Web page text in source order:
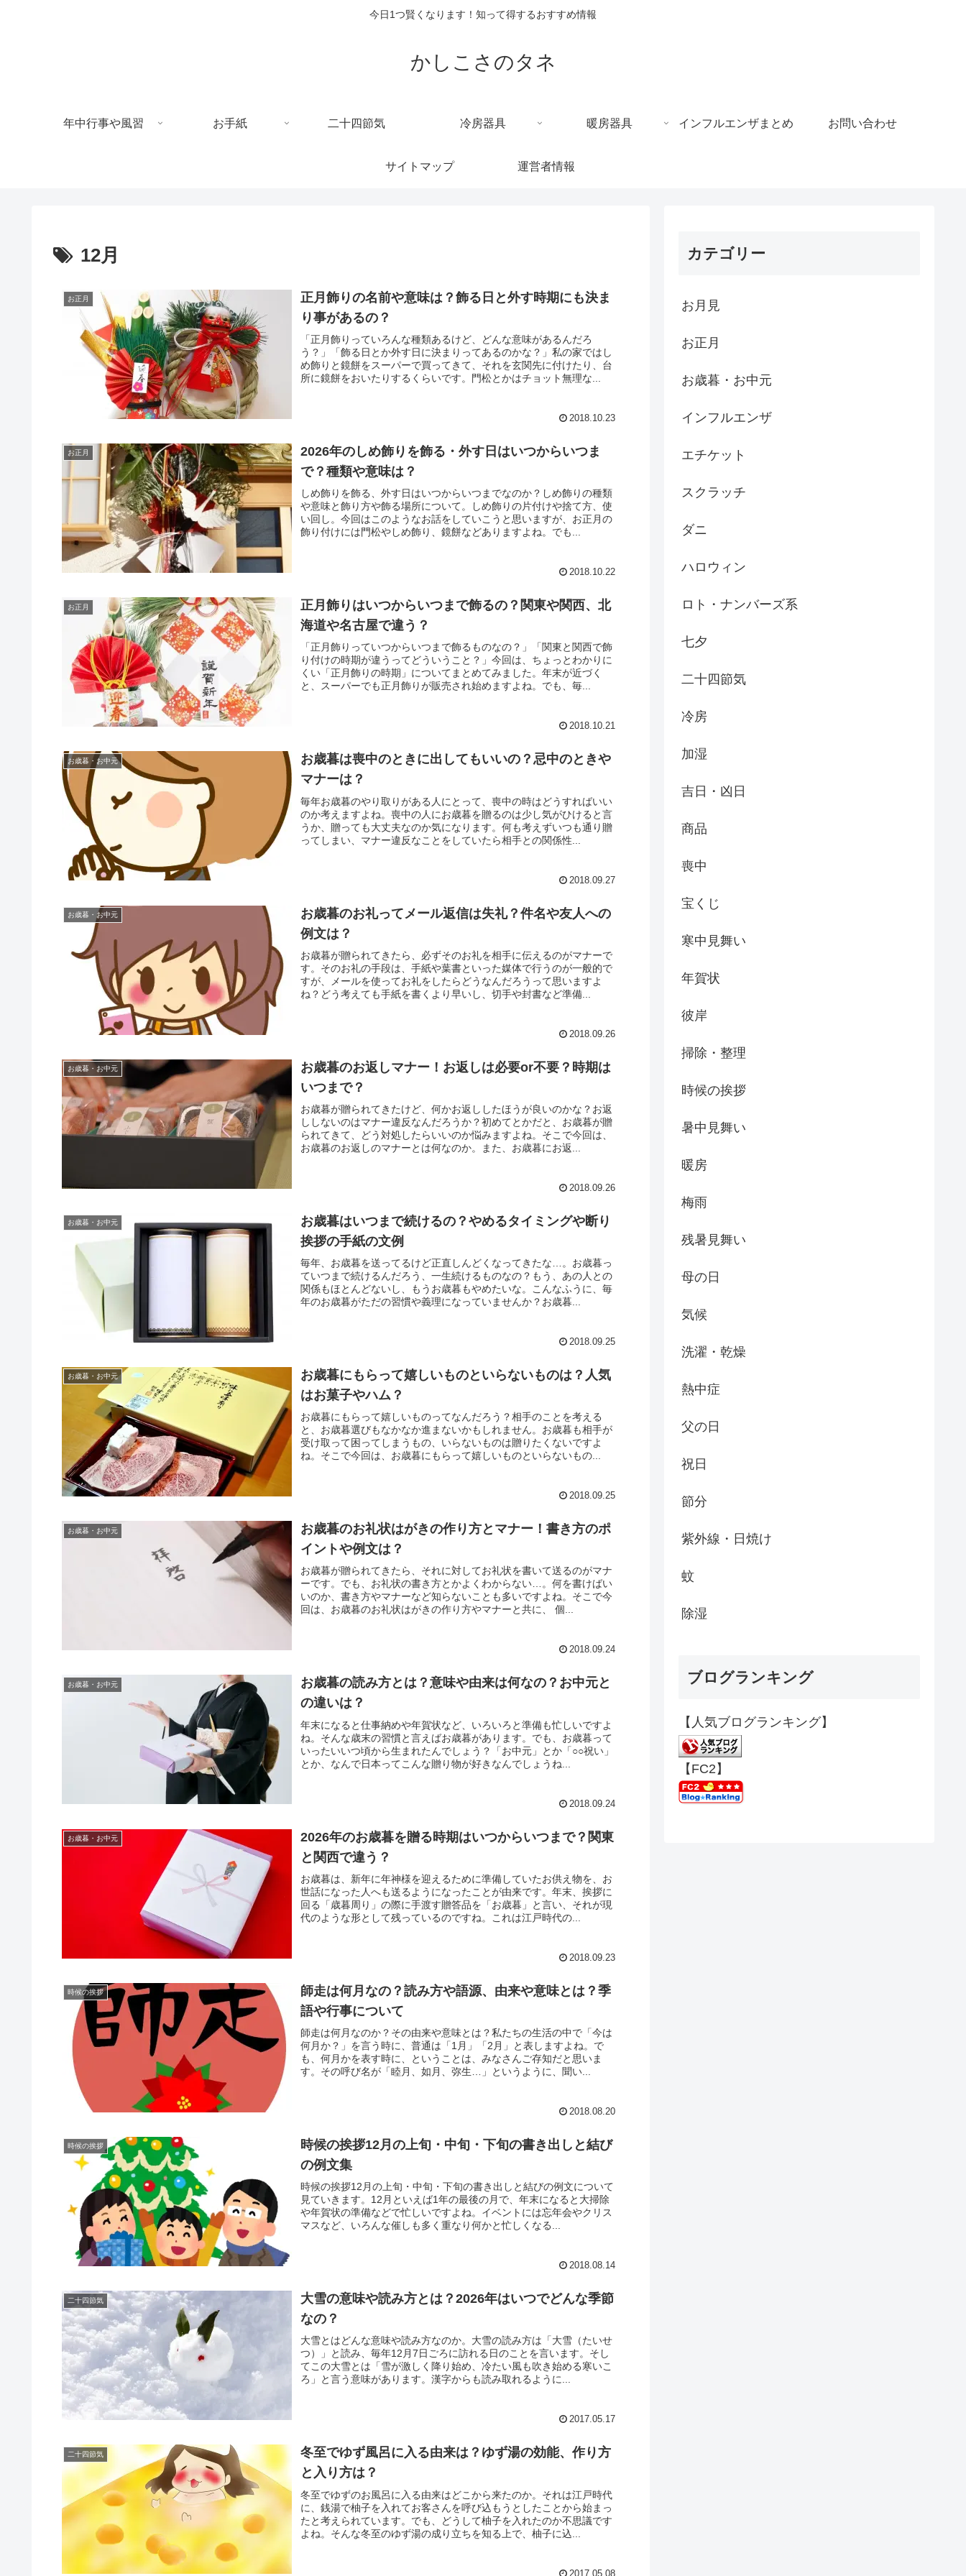
今日1つ賢くなります！知って得するおすすめ情報
かしこさのタネ
年中行事や風習 お手紙 二十四節気 冷房器具 暖房器具 インフルエンザまとめ お問い合わせ
サイトマップ 運営者情報
12月
お正月
正月飾りの名前や意味は？飾る日と外す時期にも決ま
り事があるの？
「正月飾りっていろんな種類あるけど、どんな意味があるんだろ
う？」「飾る日とか外す日に決まりってあるのかな？」私の家ではし
め飾りと鏡餅をスーパーで買ってきて、それを玄関先に付けたり、台
所に鏡餅をおいたりするくらいです。門松とかはチョット無理な...
2018.10.23
お正月
2026年のしめ飾りを飾る・外す日はいつからいつま
で？種類や意味は？
しめ飾りを飾る、外す日はいつからいつまでなのか？しめ飾りの種類
や意味と飾り方や飾る場所について。しめ飾りの片付けや捨て方、使
い回し。今回はこのようなお話をしていこうと思いますが、お正月の
飾り付けには門松やしめ飾り、鏡餅などありますよね。でも...
2018.10.22
お正月
正月飾りはいつからいつまで飾るの？関東や関西、北
海道や名古屋で違う？
「正月飾りっていつからいつまで飾るものなの？」「関東と関西で飾
り付けの時期が違うってどういうこと？」今回は、ちょっとわかりに
くい「正月飾りの時期」についてまとめてみました。年末が近づく
と、スーパーでも正月飾りが販売され始めますよね。でも、毎...
2018.10.21
お歳暮・お中元
お歳暮は喪中のときに出してもいいの？忌中のときや
マナーは？
毎年お歳暮のやり取りがある人にとって、喪中の時はどうすればいい
のか考えますよね。喪中の人にお歳暮を贈るのは少し気がひけると言
うか、贈っても大丈夫なのか気になります。何も考えずいつも通り贈
ってしまい、マナー違反なことをしていたら相手との関係性...
2018.09.27
お歳暮・お中元
お歳暮のお礼ってメール返信は失礼？件名や友人への
例文は？
お歳暮が贈られてきたら、必ずそのお礼を相手に伝えるのがマナーで
す。そのお礼の手段は、手紙や葉書といった媒体で行うのが一般的で
すが、メールを使ってお礼をしたらどうなんだろうって思いますよ
ね？どう考えても手紙を書くより早いし、切手や封書など準備...
2018.09.26
お歳暮・お中元
お歳暮のお返しマナー！お返しは必要or不要？時期は
いつまで？
お歳暮が贈られてきたけど、何かお返ししたほうが良いのかな？お返
ししないのはマナー違反なんだろうか？初めてとかだと、お歳暮が贈
られてきて、どう対処したらいいのか悩みますよね。そこで今回は、
お歳暮のお返しのマナーとは何なのか。また、お歳暮にお返...
2018.09.26
お歳暮・お中元
お歳暮はいつまで続けるの？やめるタイミングや断り
挨拶の手紙の文例
毎年、お歳暮を送ってるけど正直しんどくなってきたな…。お歳暮っ
ていつまで続けるんだろう、一生続けるものなの？もう、あの人との
関係もほとんどないし、もうお歳暮もやめたいな。こんなふうに、毎
年のお歳暮がただの習慣や義理になっていませんか？お歳暮...
2018.09.25
お歳暮・お中元
お歳暮にもらって嬉しいものといらないものは？人気
はお菓子やハム？
お歳暮にもらって嬉しいものってなんだろう？相手のことを考える
と、お歳暮選びもなかなか進まないかもしれません。お歳暮も相手が
受け取って困ってしまうもの、いらないものは贈りたくないですよ
ね。そこで今回は、お歳暮にもらって嬉しいものといらないもの...
2018.09.25
お歳暮・お中元
お歳暮のお礼状はがきの作り方とマナー！書き方のポ
イントや例文は？
お歳暮が贈られてきたら、それに対してお礼状を書いて送るのがマナ
ーです。でも、お礼状の書き方とかよくわからない…。何を書けばい
いのか、書き方やマナーなど知らないことも多いですよね。そこで今
回は、お歳暮のお礼状はがきの作り方やマナーと共に、 個...
2018.09.24
お歳暮・お中元
お歳暮の読み方とは？意味や由来は何なの？お中元と
の違いは？
年末になると仕事納めや年賀状など、いろいろと準備も忙しいですよ
ね。そんな歳末の習慣と言えばお歳暮があります。でも、お歳暮って
いったいいつ頃から生まれたんでしょう？「お中元」とか「○○祝い」
とか、なんで日本ってこんな贈り物が好きなんでしょうね...
2018.09.24
お歳暮・お中元
2026年のお歳暮を贈る時期はいつからいつまで？関東
と関西で違う？
お歳暮は、新年に年神様を迎えるために準備していたお供え物を、お
世話になった人へも送るようになったことが由来です。年末、挨拶に
回る「歳暮周り」の際に手渡す贈答品を「お歳暮」と言い、それが現
代のような形として残っているのですね。これは江戸時代の...
2018.09.23
時候の挨拶
師走は何月なの？読み方や語源、由来や意味とは？季
語や行事について
師走は何月なのか？その由来や意味とは？私たちの生活の中で「今は
何月か？」を言う時に、普通は「1月」「2月」と表しますよね。で
も、何月かを表す時に、ということは、みなさんご存知だと思いま
す。その呼び名が「睦月、如月、弥生…」というように、聞い...
2018.08.20
時候の挨拶
時候の挨拶12月の上旬・中旬・下旬の書き出しと結び
の例文集
時候の挨拶12月の上旬・中旬・下旬の書き出しと結びの例文について
見ていきます。12月といえば1年の最後の月で、年末になると大掃除
や年賀状の準備などで忙しいですよね。イベントには忘年会やクリス
マスなど、いろんな催しも多く重なり何かと忙しくなる...
2018.08.14
二十四節気
大雪の意味や読み方とは？2026年はいつでどんな季節
なの？
大雪とはどんな意味や読み方なのか。大雪の読み方は「大雪（たいせ
つ）」と読み、毎年12月7日ごろに訪れる日のことを言います。そし
てこの大雪とは「雪が激しく降り始め、冷たい風も吹き始める寒いこ
ろ」と言う意味があります。漢字からも読み取れるように...
2017.05.17
二十四節気
冬至でゆず風呂に入る由来は？ゆず湯の効能、作り方
と入り方は？
冬至でゆずのお風呂に入る由来はどこから来たのか。それは江戸時代
に、銭湯で柚子を入れてお客さんを呼び込もうとしたことから始まっ
たと考えられています。でも、どうして柚子を入れたのか不思議です
よね。そんな冬至のゆず湯の成り立ちを知る上で、柚子に込...
2017.05.08
カテゴリー
お月見
お正月
お歳暮・お中元
インフルエンザ
エチケット
スクラッチ
ダニ
ハロウィン
ロト・ナンバーズ系
七夕
二十四節気
冷房
加湿
吉日・凶日
商品
喪中
宝くじ
寒中見舞い
年賀状
彼岸
掃除・整理
時候の挨拶
暑中見舞い
暖房
梅雨
残暑見舞い
母の日
気候
洗濯・乾燥
熱中症
父の日
祝日
節分
紫外線・日焼け
蚊
除湿
ブログランキング
【人気ブログランキング】
【FC2】